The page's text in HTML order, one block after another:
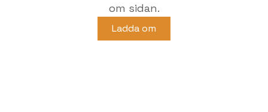
om sidan.
Ladda om